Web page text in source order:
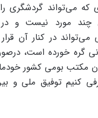
که می‌تواند گردشگری
چند مورد نیست و
در کنار آن
گره خورده است،
مکتب بومی کشور
کنیم توفیق ملی و